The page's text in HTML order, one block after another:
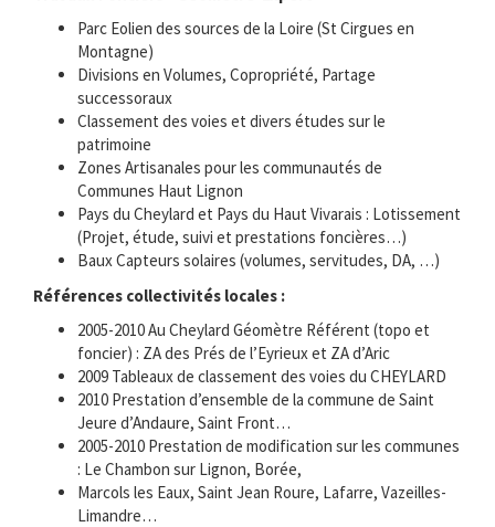
Parc Eolien des sources de la Loire (St Cirgues en
Montagne)
Divisions en Volumes, Copropriété, Partage
successoraux
Classement des voies et divers études sur le
patrimoine
Zones Artisanales pour les communautés de
Communes Haut Lignon
Pays du Cheylard et Pays du Haut Vivarais : Lotissement
(Projet, étude, suivi et prestations foncières…)
Baux Capteurs solaires (volumes, servitudes, DA, …)
Références collectivités locales :
2005-2010 Au Cheylard Géomètre Référent (topo et
foncier) : ZA des Prés de l’Eyrieux et ZA d’Aric
2009 Tableaux de classement des voies du CHEYLARD
2010 Prestation d’ensemble de la commune de Saint
Jeure d’Andaure, Saint Front…
2005-2010 Prestation de modification sur les communes
: Le Chambon sur Lignon, Borée,
Marcols les Eaux, Saint Jean Roure, Lafarre, Vazeilles-
Limandre…